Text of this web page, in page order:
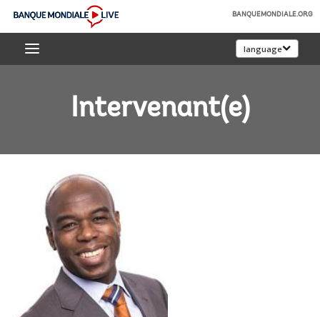
Skip
Main
Banque
mondiale
BANQUEMONDIALE.ORG
language
Intervenant(e)